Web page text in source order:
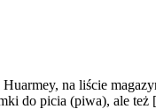
na liście
do picia (piwa), ale